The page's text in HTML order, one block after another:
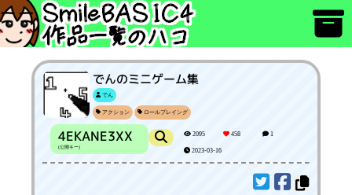
でんのミニゲーム集
でん
アクション ロールプレイング
4EKANE3XX
(公開キー)
2095 458 1
2023-03-16